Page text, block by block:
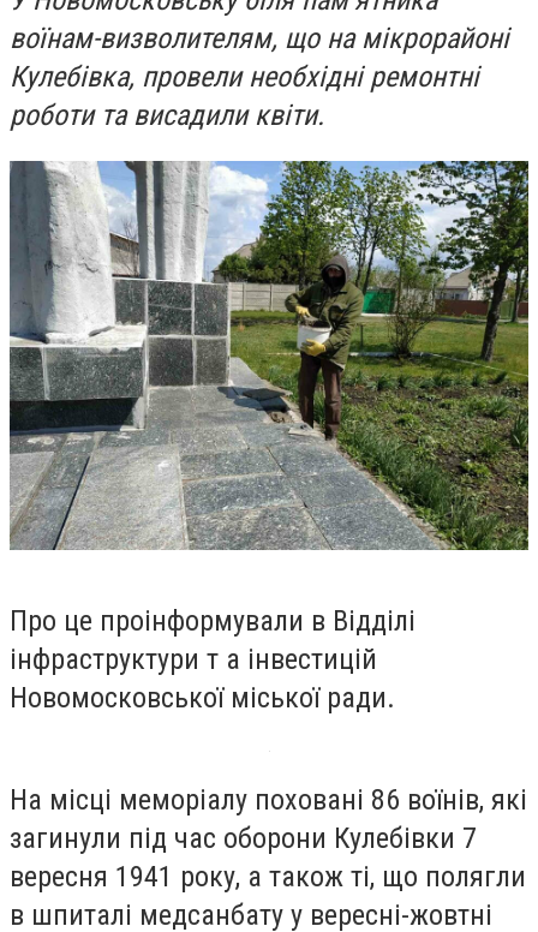
воїнам-визволителям, що на мікрорайоні
Кулебівка, провели необхідні ремонтні
роботи та висадили квіти.
Про це проінформували в Відділі
інфраструктури т а інвестицій
Новомосковської міської ради.
На місці меморіалу поховані 86 воїнів, які
загинули під час оборони Кулебівки 7
вересня 1941 року, а також ті, що полягли
в шпиталі медсанбату у вересні-жовтні